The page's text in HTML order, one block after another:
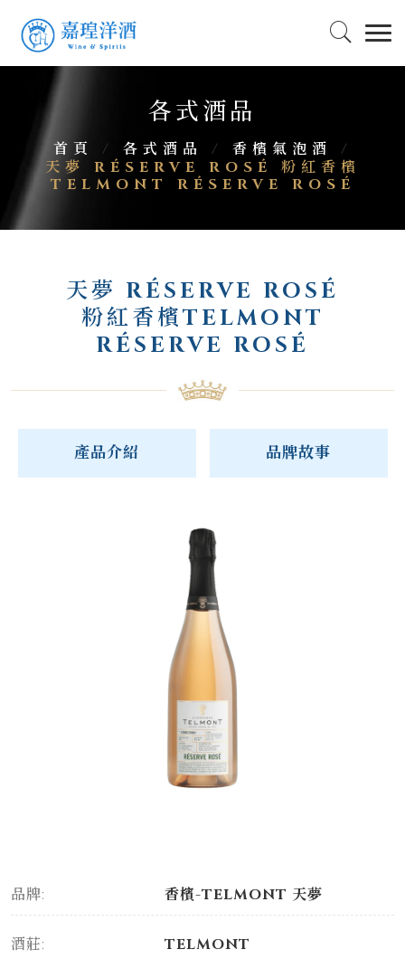
各式酒品
首頁 / 各式酒品 / 香檳氣泡酒
/
天夢 RÉSERVE ROSÉ 粉紅香檳
TELMONT RÉSERVE ROSÉ
天夢 RÉSERVE ROSÉ
粉紅香檳TELMONT
RÉSERVE ROSÉ
產品介紹 品牌故事
品牌: 香檳-TELMONT 天夢
酒莊: TELMONT